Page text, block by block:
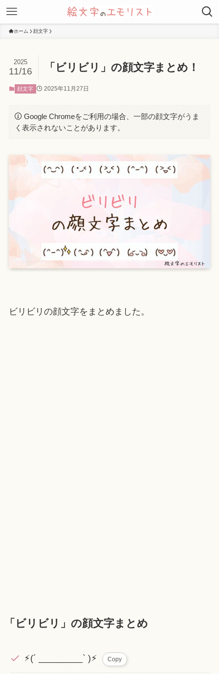
ホーム 顔文字
「ビリビリ」の顔文字まとめ！
2025
11/16
顔文字 2025年11月27日
Google Chromeをご利用の場合、一部の顔文字がうま
く表示されないことがあります。
ビリビリの顔文字をまとめました。
「ビリビリ」の顔文字まとめ
⚡︎(´ _________` )⚡︎ Copy